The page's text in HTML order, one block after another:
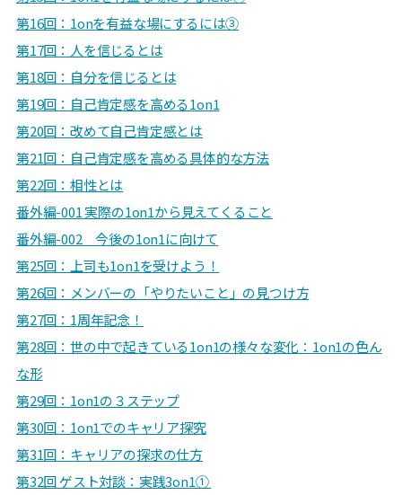
第16回：1onを有益な場にするには③
第17回：人を信じるとは
第18回：自分を信じるとは
第19回：自己肯定感を高める1on1
第20回：改めて自己肯定感とは
第21回：自己肯定感を高める具体的な方法
第22回：相性とは
番外編-001 実際の1on1から見えてくること
番外編-002 今後の1on1に向けて
第25回：上司も1on1を受けよう！
第26回： メンバーの「やりたいこと」の見つけ方
第27回： 1周年記念！
第28回：世の中で起きている1on1の様々な変化：1on1の色ん
な形
第29回： 1on1の３ステップ
第30回： 1on1でのキャリア探究
第31回： キャリアの探求の仕方
第32回 ゲスト対談：実践3on1①